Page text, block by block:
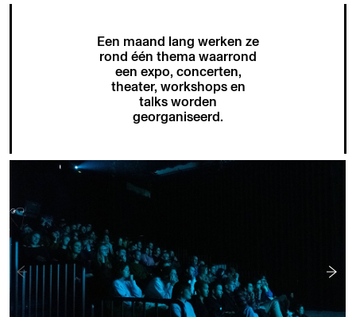
Een maand lang werken ze
rond één thema waarrond
een expo, concerten,
theater, workshops en
talks worden
georganiseerd.